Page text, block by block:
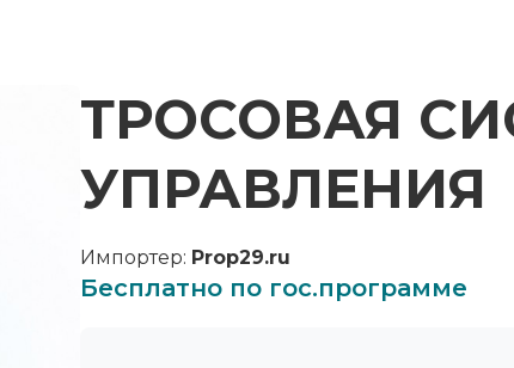
ТРОСОВАЯ
УПРАВЛЕНИЯ
Импортер: Prop29.ru
Бесплатно по гос.программе